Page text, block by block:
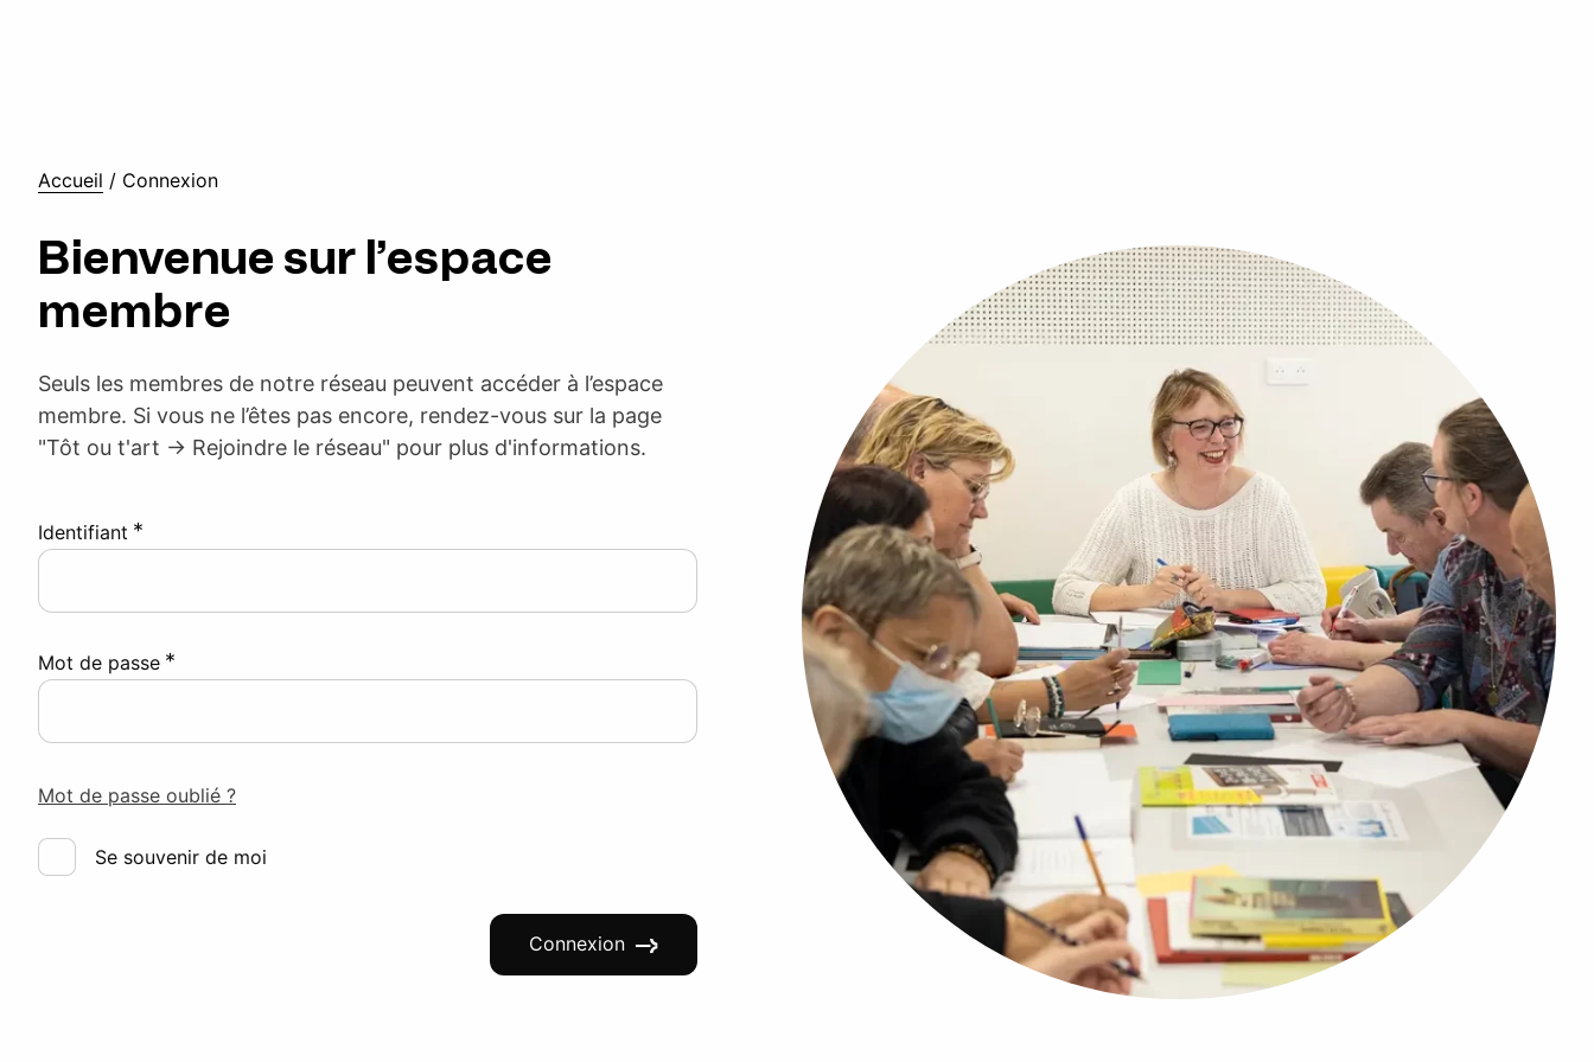
Accueil / Connexion
Bienvenue sur l’espace
membre
Seuls les membres de notre réseau peuvent accéder à l’espace
membre. Si vous ne l’êtes pas encore, rendez-vous sur la page
"Tôt ou t'art -> Rejoindre le réseau" pour plus d'informations.
Identifiant *
Mot de passe *
Mot de passe oublié ?
Se souvenir de moi
Connexion